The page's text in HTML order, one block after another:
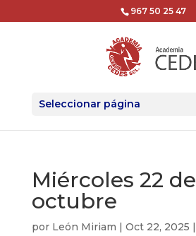
967 50 25 47
Seleccionar página
Miércoles 22 de
octubre
por León Miriam | Oct 22, 2025 |